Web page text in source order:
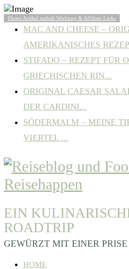
BELIEBTE ARTIKEL
MAC AND CHEESE –
AMERIKANISCHES
STIFADO – REZEPT FÜR
GRIECHISCHEN RIN...
ORIGINAL CAESAR
DER CARDINI...
SÖDERMALM – MEINE
VIERTEL ...
EIN
ROADTRIP
GEWÜRZT MIT EINER
HOME
Dieser Artikel enthält Werbung & Affiliate Links